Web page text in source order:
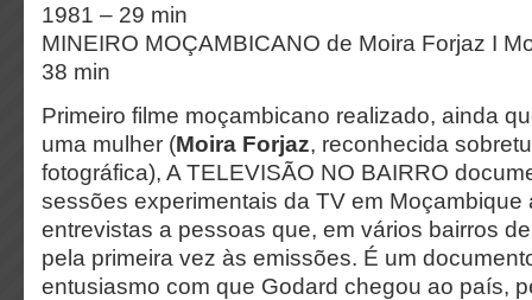
1981 – 29 min
MINEIRO MOÇAMBICANO de Moira Forjaz I
38 min
Primeiro filme moçambicano realizado, ainda
uma mulher (Moira Forjaz, reconhecida
fotográfica), A TELEVISÃO NO BAIRRO
sessões experimentais da TV em Moçambique
entrevistas a pessoas que, em vários bairros
pela primeira vez às emissões. É um
entusiasmo com que Godard chegou ao país,